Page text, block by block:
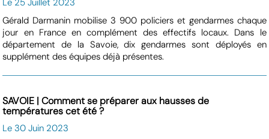
Gérald Darmanin mobilise 3 900 policiers et gendarmes chaque
jour en France en complément des effectifs locaux. Dans le
département de la Savoie, dix gendarmes sont déployés en
supplément des équipes déjà présentes.
SAVOIE | Comment se préparer aux hausses de
températures cet été ?
Le 30 Juin 2023